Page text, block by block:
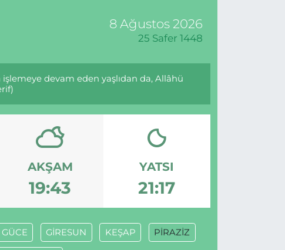
8 Ağustos 2026
25 Safer 1448
devam eden yaşlıdan da, Allâhü
AKŞAM
19:43
YATSI
21:17
GÜCE GİRESUN KEŞAP PİRAZİZ